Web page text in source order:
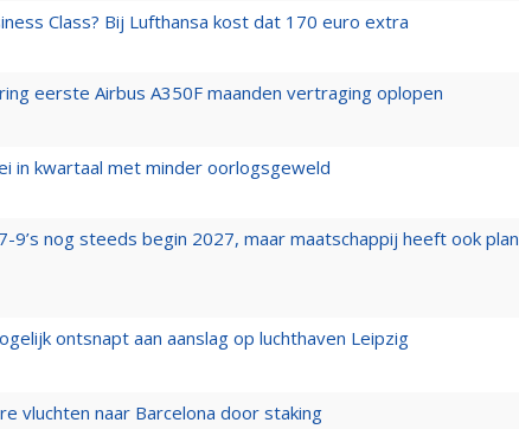
Class? Bij Lufthansa kost dat 170 euro extra
eerste Airbus A350F maanden vertraging oplopen
in kwartaal met minder oorlogsgeweld
9’s nog steeds begin 2027, maar maatschappij heeft ook plan
ontsnapt aan aanslag op luchthaven Leipzig
vluchten naar Barcelona door staking